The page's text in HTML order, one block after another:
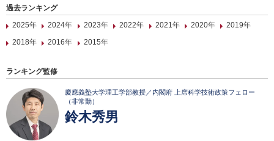
過去ランキング
2025年
2024年 2023年 2022年 2021年 2020年
2019年
2018年
2016年 2015年
ランキング監修
慶應義塾大学理工学部教授／内閣府 上席科学技術政策フェロー
（非常勤）
鈴木秀男